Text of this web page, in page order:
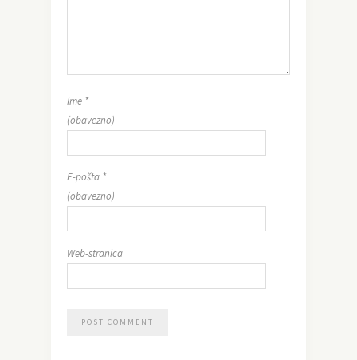
Ime *
(obavezno)
E-pošta *
(obavezno)
Web-stranica